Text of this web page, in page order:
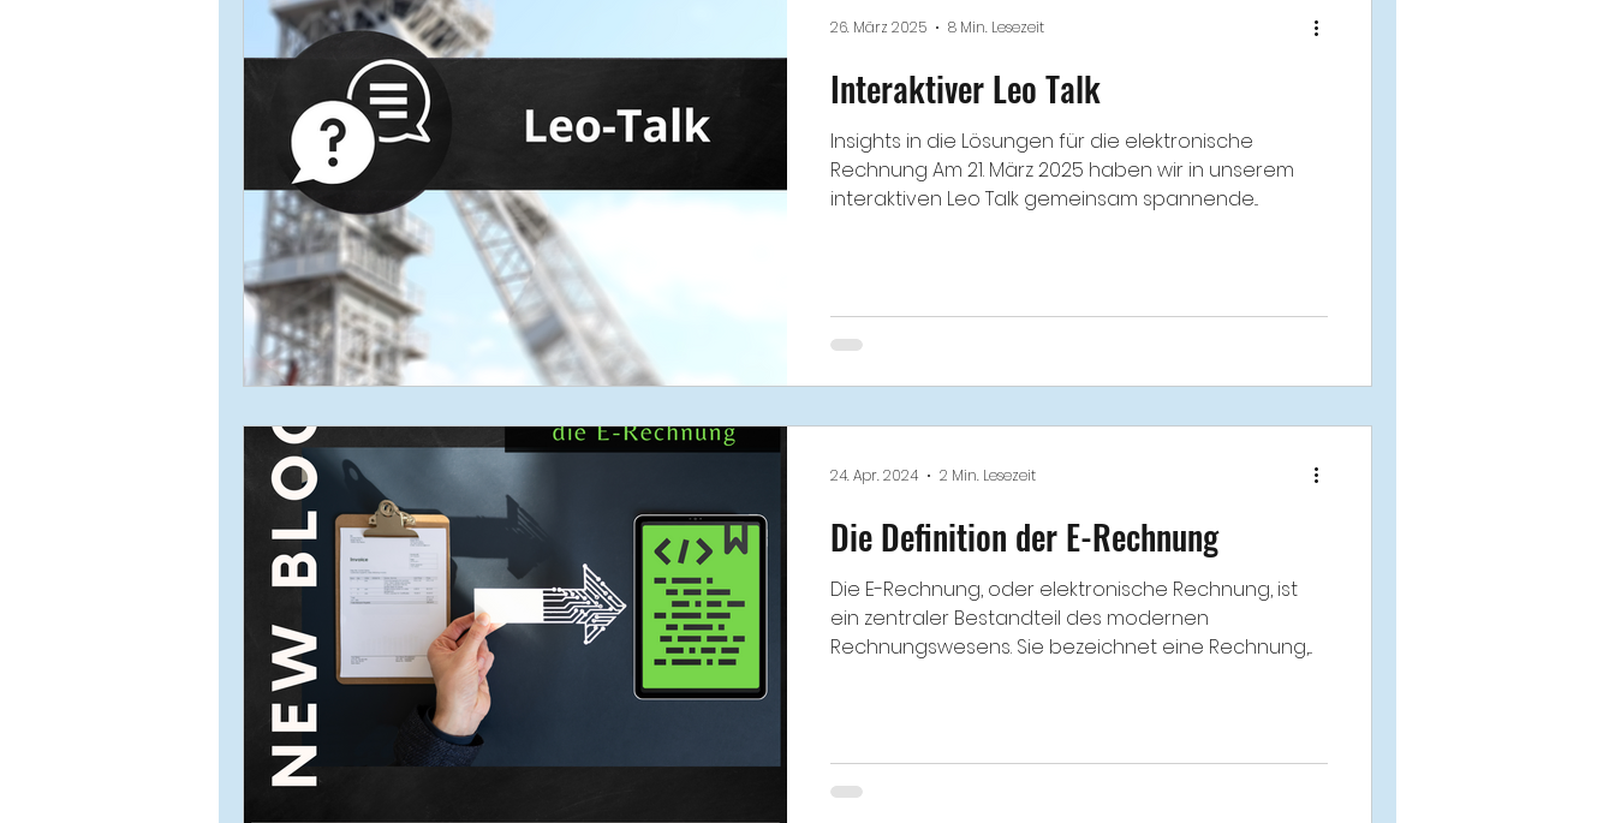
Interaktiver Leo Talk
Insights in die Lösungen für die elektronische
Rechnung Am 21. März 2025 haben wir in unserem
interaktiven Leo Talk gemeinsam spannende...
26. März 2025 8 Min. Lesezeit
Die Definition der E-Rechnung
Die E-Rechnung, oder elektronische Rechnung, ist
ein zentraler Bestandteil des modernen
Rechnungswesens. Sie bezeichnet eine Rechnung,...
24. Apr. 2024 2 Min. Lesezeit